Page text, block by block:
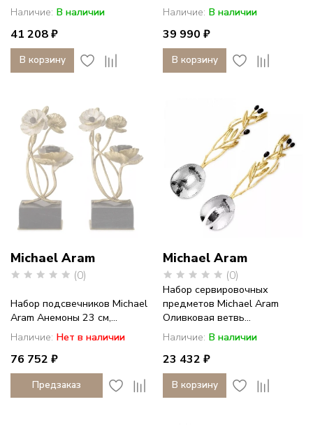
Наличие: В наличии
41 208 ₽
В корзину
Наличие: В наличии
39 990 ₽
В корзину
Michael Aram
(0)
Набор подсвечников Michael
Aram Анемоны 23 см,...
Наличие: Нет в наличии
76 752 ₽
Предзаказ
Michael Aram
(0)
Набор сервировочных
предметов Michael Aram
Оливковая ветвь...
Наличие: В наличии
23 432 ₽
В корзину